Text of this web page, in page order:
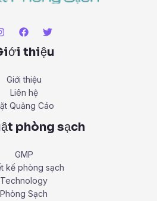
thiệu
Giới thiệu
Liên hệ
Quảng Cáo
phòng sạch
GMP
kế phòng sạch
Technology
Phòng Sạch